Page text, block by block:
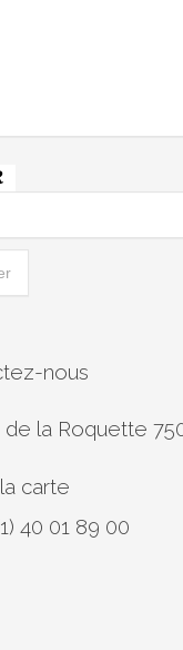
nous
de la Roquette
carte
40 01 89 00